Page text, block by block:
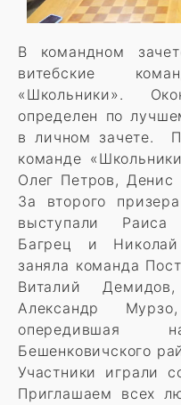
В командном
витебские
«Школьники».
определен по
в личном зачете.
команде
Олег Петров,
За второго
выступали Раиса
Багрец и
заняла команда
Виталий
Александр
Бешенковичского
Участники играли
Приглашаем всех